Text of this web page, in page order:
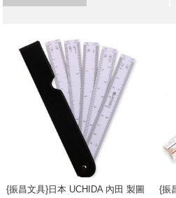
{振昌文具}日本 UCHIDA 內田 製圖
{振